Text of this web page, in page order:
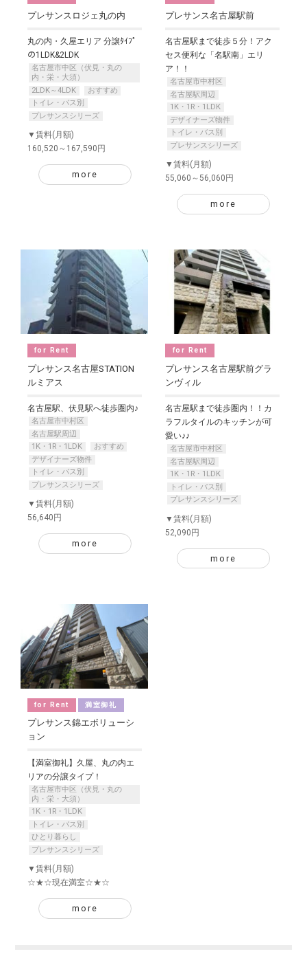
プレサンスロジェ丸の内
丸の内・久屋エリア 分譲ﾀｲﾌﾟ
の1LDK&2LDK
名古屋市中区（伏見・丸の
内・栄・大須）
2LDK～4LDK
おすすめ
トイレ・バス別
プレサンスシリーズ
▼賃料(月額)
160,520～167,590円
more
プレサンス名古屋駅前
名古屋駅まで徒歩５分！アク
セス便利な「名駅南」エリ
ア！！
名古屋市中村区
名古屋駅周辺
1K・1R・1LDK
デザイナーズ物件
トイレ・バス別
プレサンスシリーズ
▼賃料(月額)
55,060～56,060円
more
for Rent
プレサンス名古屋STATION
ルミアス
名古屋駅、伏見駅へ徒歩圏内♪
名古屋市中村区
名古屋駅周辺
1K・1R・1LDK
おすすめ
デザイナーズ物件
トイレ・バス別
プレサンスシリーズ
▼賃料(月額)
56,640円
more
for Rent
プレサンス名古屋駅前グラ
ンヴィル
名古屋駅まで徒歩圏内！！カ
ラフルタイルのキッチンが可
愛い♪♪
名古屋市中村区
名古屋駅周辺
1K・1R・1LDK
トイレ・バス別
プレサンスシリーズ
▼賃料(月額)
52,090円
more
for Rent 満室御礼
プレサンス錦エボリューシ
ョン
【満室御礼】久屋、丸の内エ
リアの分譲タイプ！
名古屋市中区（伏見・丸の
内・栄・大須）
1K・1R・1LDK
トイレ・バス別
ひとり暮らし
プレサンスシリーズ
▼賃料(月額)
☆★☆現在満室☆★☆
more